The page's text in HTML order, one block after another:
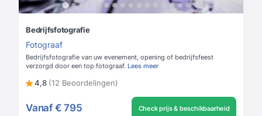
Bedrijfsfotografie
Fotograaf
Bedrijfsfotografie van uw evenement, opening of bedrijfsfeest
verzorgd door een top fotograaf. Lees meer
4,8 (12 Beoordelingen)
Vanaf € 795 Check prijs & beschikbaarheid